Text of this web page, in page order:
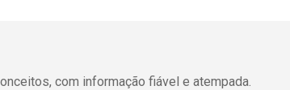
com informação fiável e atempada.